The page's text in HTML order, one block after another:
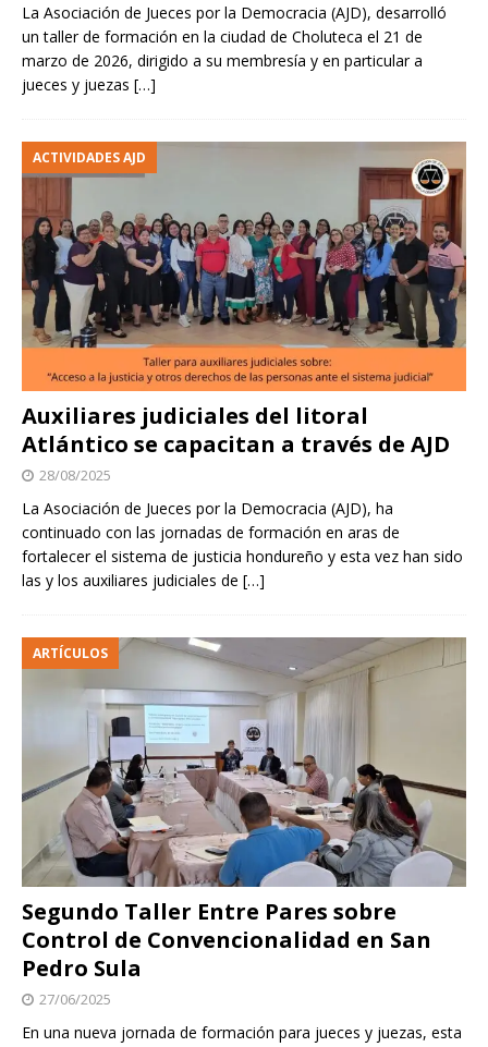
La Asociación de Jueces por la Democracia (AJD), desarrolló
un taller de formación en la ciudad de Choluteca el 21 de
marzo de 2026, dirigido a su membresía y en particular a
jueces y juezas […]
ACTIVIDADES AJD
Auxiliares judiciales del litoral
Atlántico se capacitan a través de AJD
28/08/2025
La Asociación de Jueces por la Democracia (AJD), ha
continuado con las jornadas de formación en aras de
fortalecer el sistema de justicia hondureño y esta vez han sido
las y los auxiliares judiciales de […]
ARTÍCULOS
Segundo Taller Entre Pares sobre
Control de Convencionalidad en San
Pedro Sula
27/06/2025
En una nueva jornada de formación para jueces y juezas, esta